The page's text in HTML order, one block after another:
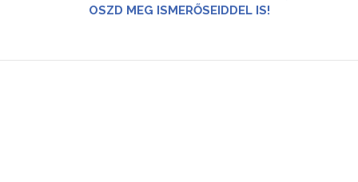
OSZD MEG ISMERŐSEIDDEL IS!